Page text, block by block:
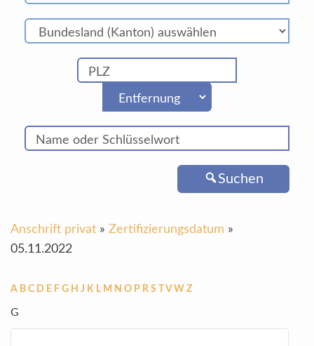
Suchen
Anschrift privat » Zertifizierungsdatum »
05.11.2022
A B C D E F G H J K L M N O P R S V W Z
G